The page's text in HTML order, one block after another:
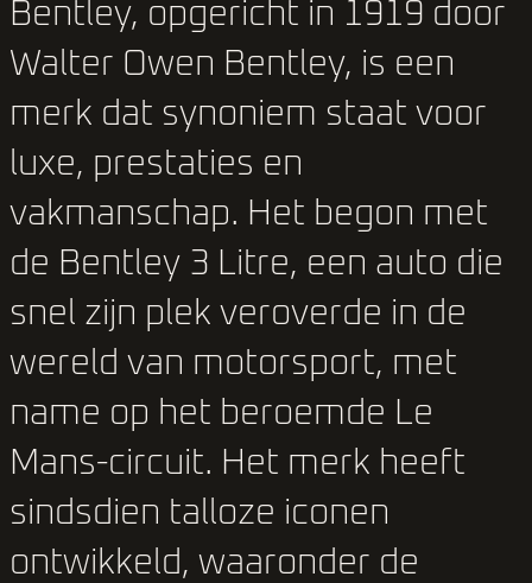
Bentley, opgericht in 1919 door
Walter Owen Bentley, is een
merk dat synoniem staat voor
luxe, prestaties en
vakmanschap. Het begon met
de Bentley 3 Litre, een auto die
snel zijn plek veroverde in de
wereld van motorsport, met
name op het beroemde Le
Mans-circuit. Het merk heeft
sindsdien talloze iconen
ontwikkeld, waaronder de